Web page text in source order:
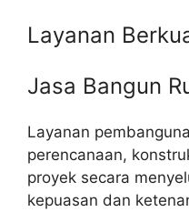
Layanan
Jasa Bangun
Layanan
perencanaan,
proyek secara
kepuasan dan